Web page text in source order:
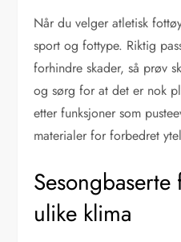
Når du velger atletisk
sport og fottype. Riktig
forhindre skader, så prøv
og sørg for at det er nok
etter funksjoner som
materialer for forbedret
ulike klima